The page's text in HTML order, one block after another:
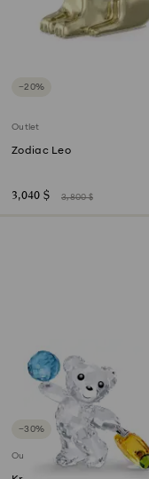
−20%
Outlet
Zodiac Leo
3,040 $ 3,800 $
−30%
Outlet